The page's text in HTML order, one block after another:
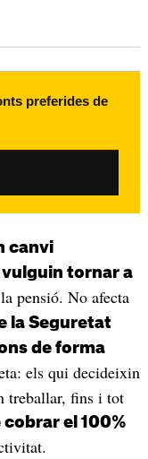
preferides de
canvi
tornar a
pensió. No afecta
la Seguretat
de forma
els qui decideixin
treballar, fins i tot
el 100%